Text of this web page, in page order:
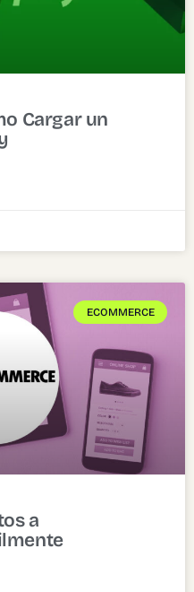
Cargar un
ECOMMERCE
a